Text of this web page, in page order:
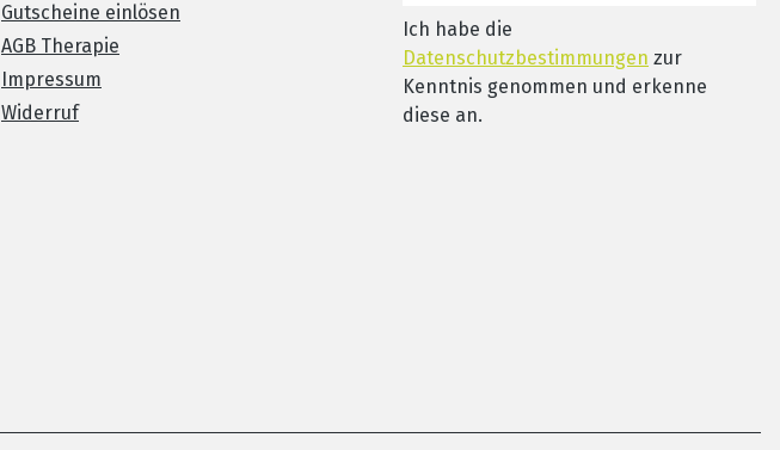
Gutscheine einlösen
AGB Therapie
Impressum
Widerruf
Ich habe die
Datenschutzbestimmungen zur
Kenntnis genommen und erkenne
diese an.